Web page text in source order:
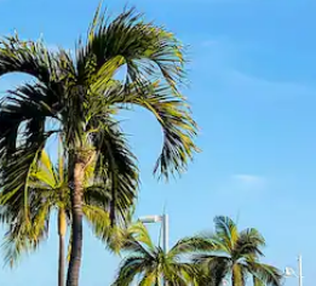
so šípkami nahor a nadol